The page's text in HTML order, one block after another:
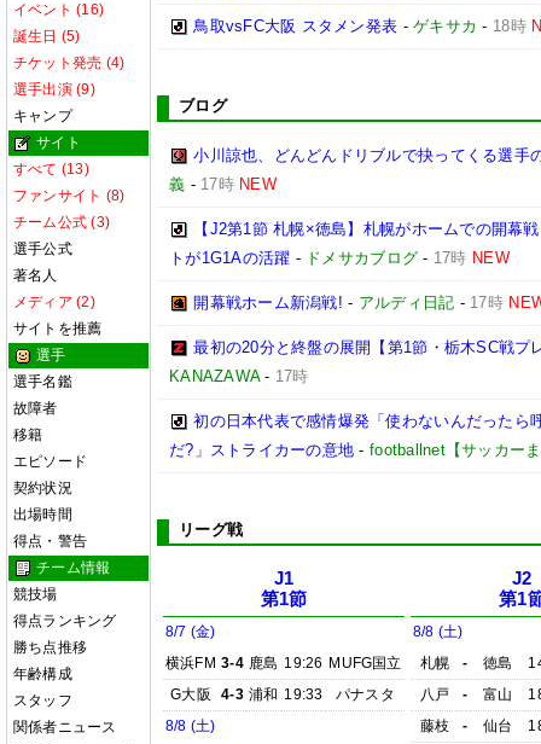
イベント (16)
誕生日 (5)
チケット発売 (4)
選手出演 (9)
キャンプ
サイト
すべて (13)
ファンサイト (8)
チーム公式 (3)
選手公式
著名人
メディア (2)
サイトを推薦
選手
選手名鑑
故障者
移籍
エピソード
契約状況
出場時間
得点・警告
チーム情報
競技場
得点ランキング
勝ち点推移
年齢構成
スタッフ
関係者ニュース
鳥取vsFC大阪 スタメン発表 -ゲキサカ - 18時
ブログ
小川諒也、どんどんドリブルで抉ってくる選手
義 - 17時 NEW
【J2第1節 札幌×徳島】札幌がホームでの開幕
トが1G1Aの活躍 - ドメサカブログ - 17時 NEW
開幕戦ホーム新潟戦! - アルディ日記 - 17時
最初の20分と終盤の展開【第1節・栃木SC戦プ
KANAZAWA- 17時
初の日本代表で感情爆発「使わないんだった
だ?」ストライカーの意地 -footballnet【サッカー
リーグ戦
J1
第1節
8/7 (金)
横浜FM 3-4 鹿島 19:26 MUFG国立
G大阪
4-3 浦和 19:33
パナスタ
8/8 (土)
J2
第1
8/8 (土)
札幌
- 徳島
八戸
- 富山
藤枝
- 仙台